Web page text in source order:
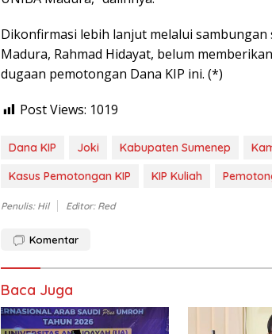
Dikonfirmasi lebih lanjut melalui
Madura, Rahmad Hidayat, belum
dugaan pemotongan Dana KIP ini. (*)
Post Views: 1019
Dana KIP Joki Kabupaten Sumenep
Kasus Pemotongan KIP
KIP Kuliah
Penulis: Hil Editor: Red
Komentar
Baca Juga